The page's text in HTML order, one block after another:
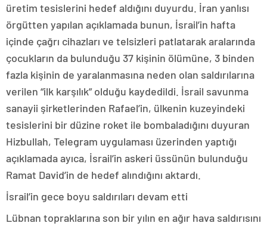
üretim tesislerini hedef aldığını duyurdu. İran yanlısı
örgütten yapılan açıklamada bunun, İsrail’in hafta
içinde çağrı cihazları ve telsizleri patlatarak aralarında
çocukların da bulunduğu 37 kişinin ölümüne, 3 binden
fazla kişinin de yaralanmasına neden olan saldırılarına
verilen “ilk karşılık” olduğu kaydedildi. İsrail savunma
sanayii şirketlerinden Rafael’in, ülkenin kuzeyindeki
tesislerini bir düzine roket ile bombaladığını duyuran
Hizbullah, Telegram uygulaması üzerinden yaptığı
açıklamada ayıca, İsrail’in askeri üssünün bulunduğu
Ramat David’in de hedef alındığını aktardı.
İsrail’in gece boyu saldırıları devam etti
Lübnan topraklarına son bir yılın en ağır hava saldırısını